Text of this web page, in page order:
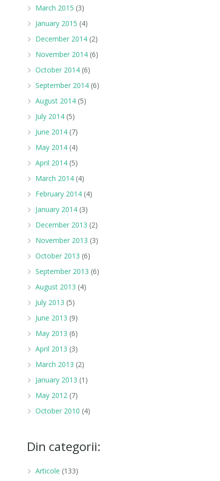
March 2015 (3)
January 2015 (4)
December 2014(2)
November 2014(6)
October 2014(6)
September 2014(6)
August 2014(5)
July 2014(5)
June 2014(7)
May 2014(4)
April 2014(5)
March 2014(4)
February 2014(4)
January 2014(3)
December 2013 (2)
November 2013 (3)
October 2013 (6)
September 2013 (6)
August 2013 (4)
July 2013 (5)
June 2013 (9)
May 2013 (6)
April 2013 (3)
March 2013 (2)
January 2013 (1)
May 2012(7)
October 2010 (4)
Din categorii:
Articole (133)